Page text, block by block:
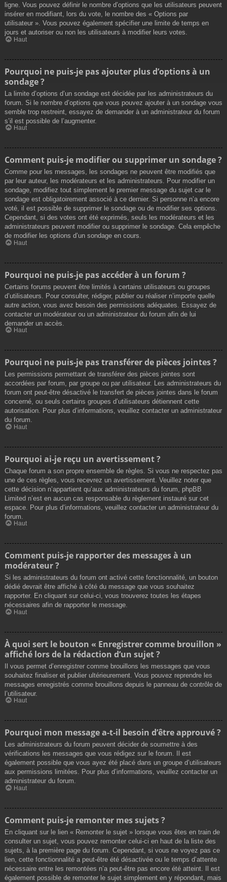
ligne. Vous pouvez définir le nombre d’options que les utilisateurs peuvent
insérer en modifiant, lors du vote, le nombre des « Options par
utilisateur ». Vous pouvez également spécifier une limite de temps en
jours et autoriser ou non les utilisateurs à modifier leurs votes.
Haut
Pourquoi ne puis-je pas ajouter plus d’options à un
sondage ?
La limite d’options d’un sondage est décidée par les administrateurs du
forum. Si le nombre d’options que vous pouvez ajouter à un sondage vous
semble trop restreint, essayez de demander à un administrateur du forum
s’il est possible de l’augmenter.
Haut
Comment puis-je modifier ou supprimer un sondage ?
Comme pour les messages, les sondages ne peuvent être modifiés que
par leur auteur, les modérateurs et les administrateurs. Pour modifier un
sondage, modifiez tout simplement le premier message du sujet car le
sondage est obligatoirement associé à ce dernier. Si personne n’a encore
voté, il est possible de supprimer le sondage ou de modifier ses options.
Cependant, si des votes ont été exprimés, seuls les modérateurs et les
administrateurs peuvent modifier ou supprimer le sondage. Cela empêche
de modifier les options d’un sondage en cours.
Haut
Pourquoi ne puis-je pas accéder à un forum ?
Certains forums peuvent être limités à certains utilisateurs ou groupes
d’utilisateurs. Pour consulter, rédiger, publier ou réaliser n’importe quelle
autre action, vous avez besoin des permissions adéquates. Essayez de
contacter un modérateur ou un administrateur du forum afin de lui
demander un accès.
Haut
Pourquoi ne puis-je pas transférer de pièces jointes ?
Les permissions permettant de transférer des pièces jointes sont
accordées par forum, par groupe ou par utilisateur. Les administrateurs du
forum ont peut-être désactivé le transfert de pièces jointes dans le forum
concerné, ou seuls certains groupes d’utilisateurs détiennent cette
autorisation. Pour plus d’informations, veuillez contacter un administrateur
du forum.
Haut
Pourquoi ai-je reçu un avertissement ?
Chaque forum a son propre ensemble de règles. Si vous ne respectez pas
une de ces règles, vous recevrez un avertissement. Veuillez noter que
cette décision n’appartient qu’aux administrateurs du forum, phpBB
Limited n’est en aucun cas responsable du règlement instauré sur cet
espace. Pour plus d’informations, veuillez contacter un administrateur du
forum.
Haut
Comment puis-je rapporter des messages à un
modérateur ?
Si les administrateurs du forum ont activé cette fonctionnalité, un bouton
dédié devrait être affiché à côté du message que vous souhaitez
rapporter. En cliquant sur celui-ci, vous trouverez toutes les étapes
nécessaires afin de rapporter le message.
Haut
À quoi sert le bouton « Enregistrer comme brouillon »
affiché lors de la rédaction d’un sujet ?
Il vous permet d’enregistrer comme brouillons les messages que vous
souhaitez finaliser et publier ultérieurement. Vous pouvez reprendre les
messages enregistrés comme brouillons depuis le panneau de contrôle de
l’utilisateur.
Haut
Pourquoi mon message a-t-il besoin d’être approuvé ?
Les administrateurs du forum peuvent décider de soumettre à des
vérifications les messages que vous rédigez sur le forum. Il est
également possible que vous ayez été placé dans un groupe d’utilisateurs
aux permissions limitées. Pour plus d’informations, veuillez contacter un
administrateur du forum.
Haut
Comment puis-je remonter mes sujets ?
En cliquant sur le lien « Remonter le sujet » lorsque vous êtes en train de
consulter un sujet, vous pouvez remonter celui-ci en haut de la liste des
sujets, à la première page du forum. Cependant, si vous ne voyez pas ce
lien, cette fonctionnalité a peut-être été désactivée ou le temps d’attente
nécessaire entre les remontées n’a peut-être pas encore été atteint. Il est
également possible de remonter le sujet simplement en y répondant, mais